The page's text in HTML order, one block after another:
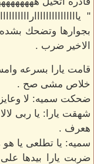
"
بجوارها وتضحك
الاخير ضرب .
قامت يارا بسرعه
خلاص مشى صح .
ضحكت سميه: لا
شهقت يارا: يا ربى
هعرف .
سميه: يا تطلعى يا
ضربت يارا بيدها